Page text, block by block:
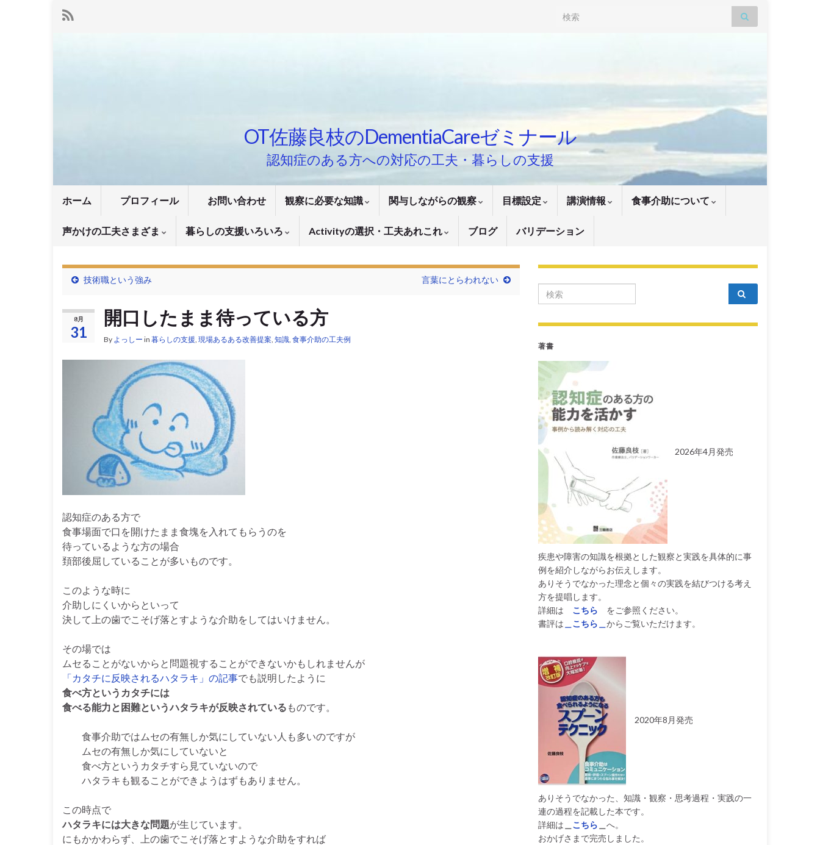
Search for:
OT佐藤良枝のDementiaCareゼミナール
認知症のある方への対応の工夫・暮らしの支援
ホーム プロフィール お問い合わせ 観察に必要な知識 関与しながらの観察 目標設定 講演情報 食事介助について
声かけの工夫さまざま 暮らしの支援いろいろ Activityの選択・工夫あれこれ ブログ バリデーション
技術職という強み 言葉にとらわれない
8月
31
開口したまま待っている方
By よっしー in 暮らしの支援, 現場あるある改善提案, 知識, 食事介助の工夫例
認知症のある方で
食事場面で口を開けたまま食塊を入れてもらうのを
待っているような方の場合
頚部後屈していることが多いものです。
このような時に
介助しにくいからといって
決して上の歯でこそげ落とすような介助をしてはいけません。
その場では
ムセることがないからと問題視することができないかもしれませんが
「カタチに反映されるハタラキ」の記事でも説明したように
食べ方というカタチには
食べる能力と困難というハタラキが反映されている ものです。
食事介助ではムセの有無しか気にしていない人も多いのですが
ムセの有無しか気にしていないと
食べ方というカタチすら見ていないので
ハタラキも観ることができようはずもありません。
この時点で
ハタラキには大きな問題が生じています。
にもかかわらず、上の歯でこそげ落とすような介助をすれば
Search for:
著書
2026年4月発売
疾患や障害の知識を根拠とした観察と実践を具体的に事
例を紹介しながらお伝えします。
ありそうでなかった理念と個々の実践を結びつける考え
方を提唱します。
詳細は
こちら
をご参照ください。
書評は ＿こちら＿ からご覧いただけます。
2020年8月発売
ありそうでなかった、知識・観察・思考過程・実践の一
連の過程を記載した本です。
詳細は
こちら
へ。
おかげさまで完売しました。